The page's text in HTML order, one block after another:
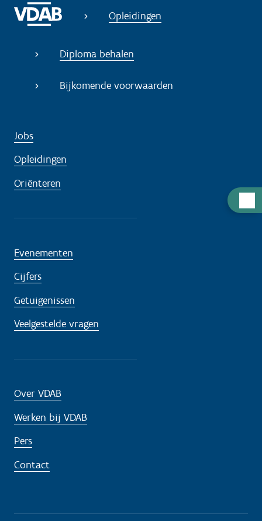
u
Opleidingen
Diploma behalen
Bijkomende voorwaarden
Jobs
Opleidingen
Oriënteren
Evenementen
Cijfers
Getuigenissen
Veelgestelde vragen
Over VDAB
Werken bij VDAB
Pers
Contact